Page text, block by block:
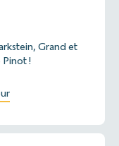
Grand et
Pinot !